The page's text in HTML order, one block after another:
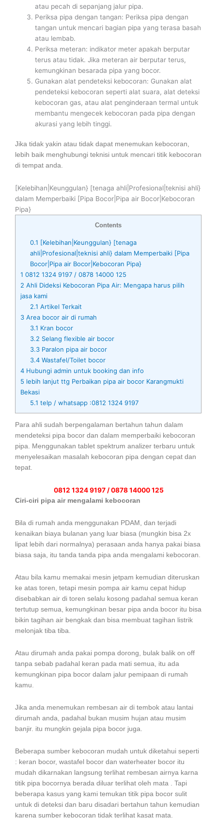
atau pecah di sepanjang jalur pipa.
Periksa pipa dengan tangan: Periksa pipa dengan
tangan untuk mencari bagian pipa yang terasa basah
atau lembab.
Periksa meteran: indikator meter apakah berputar
terus atau tidak. Jika meteran air berputar terus,
kemungkinan besarada pipa yang bocor.
Gunakan alat pendeteksi kebocoran: Gunakan alat
pendeteksi kebocoran seperti alat suara, alat deteksi
kebocoran gas, atau alat penginderaan termal untuk
membantu mengecek kebocoran pada pipa dengan
akurasi yang lebih tinggi.
Jika tidak yakin atau tidak dapat menemukan kebocoran,
lebih baik menghubungi teknisi untuk mencari titik kebocoran
di tempat anda.
[Kelebihan|Keunggulan} [tenaga ahli|Profesional|teknisi ahli}
dalam Memperbaiki [Pipa Bocor|Pipa air Bocor|Kebocoran
Pipa}
Contents
0.1 [Kelebihan|Keunggulan} [tenaga
ahli|Profesional|teknisi ahli} dalam Memperbaiki [Pipa
Bocor|Pipa air Bocor|Kebocoran Pipa}
1 0812 1324 9197 / 0878 14000 125
2 Ahli Dideksi Kebocoran Pipa Air: Mengapa harus pilih
jasa kami
2.1 Artikel Terkait
3 Area bocor air di rumah
3.1 Kran bocor
3.2 Selang flexible air bocor
3.3Paralon pipa air bocor
3.4Wastafel/Toilet bocor
4 Hubungi admin untuk booking dan info
5 lebih lanjut ttg Perbaikan pipa air bocor Karangmukti
Bekasi
5.1 telp / whatsapp :0812 1324 9197
Para ahli sudah berpengalaman bertahun tahun dalam
mendeteksi pipa bocor dan dalam memperbaiki kebocoran
pipa. Menggunakan tablet spektrum analizer terbaru untuk
menyelesaikan masalah kebocoran pipa dengan cepat dan
tepat.
0812 1324 9197 / 0878 14000 125
Ciri-ciri pipa air mengalami kebocoran
Bila di rumah anda menggunakan PDAM, dan terjadi
kenaikan biaya bulanan yang luar biasa (mungkin bisa 2x
lipat lebih dari normalnya) perasaan anda hanya pakai biasa
biasa saja, itu tanda tanda pipa anda mengalami kebocoran.
Atau bila kamu memakai mesin jetpam kemudian diteruskan
ke atas toren, tetapi mesin pompa air kamu cepat hidup
disebabkan air di toren selalu kosong padahal semua keran
tertutup semua, kemungkinan besar pipa anda bocor itu bisa
bikin tagihan air bengkak dan bisa membuat tagihan listrik
melonjak tiba tiba.
Atau dirumah anda pakai pompa dorong, bulak balik on off
tanpa sebab padahal keran pada mati semua, itu ada
kemungkinan pipa bocor dalam jalur pemipaan di rumah
kamu.
Jika anda menemukan rembesan air di tembok atau lantai
dirumah anda, padahal bukan musim hujan atau musim
banjir. itu mungkin gejala pipa bocor juga.
Beberapa sumber kebocoran mudah untuk diketahui seperti
: keran bocor, wastafel bocor dan waterheater bocor itu
mudah dikarnakan langsung terlihat rembesan airnya karna
titik pipa bocornya berada diluar terlihat oleh mata . Tapi
beberapa kasus yang kami temukan titik pipa bocor sulit
untuk di deteksi dan baru disadari bertahun tahun kemudian
karena sumber kebocoran tidak terlihat kasat mata.